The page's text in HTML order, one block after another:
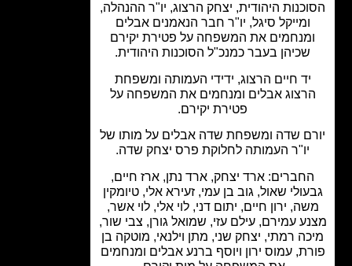
היהודית, יצחק הרצוג, יו"ר ההנהלה,
ומייקל סיגל, יו"ר חבר הנאמנים אבלים
את המשפחה על פטירת יקירם
שכיהן בעבר כמנכ"ל הסוכנות היהודית.
יד חיים הרצוג, ידידי העמותה ומשפחת
אבלים ומנחמים את המשפחה על
פטירת יקירם.
שדה ומשפחת שדה אבלים על מותו של
יו"ר העמותה לחלוקת פרס יצחק שדה.
ארד יצחק, ארד נתן, ארז חיים,
שאול, גוב בן עמי, זעירא אלי, טיומקין
ירון חיים, יתום דני, לוי אלי, לוי אשר,
עמירם, עילם עזי, שמואל גורן, צבי שור,
רמתי, יצחק שני, מתן וילנאי, מוטקה בן
עמוס ירון ויוסף ברנע אבלים ומנחמים